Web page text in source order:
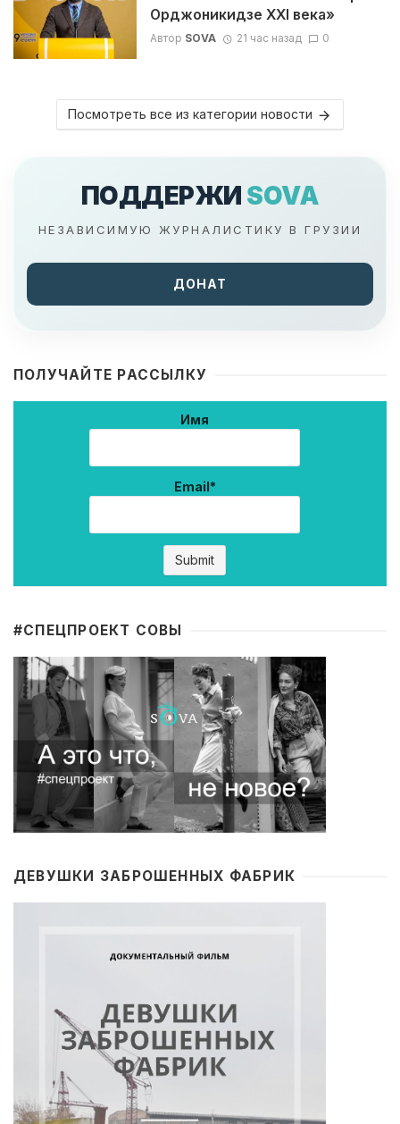
Орджоникидзе XXI века»
Автор SOVA 21 час назад 0
Посмотреть все из категории новости
ПОДДЕРЖИ SOVA
НЕЗАВИСИМУЮ ЖУРНАЛИСТИКУ В ГРУЗИИ
ДОНАТ
ПОЛУЧАЙТЕ РАССЫЛКУ
Имя
Email*
#CПЕЦПРОЕКТ СОВЫ
ДЕВУШКИ ЗАБРОШЕННЫХ ФАБРИК